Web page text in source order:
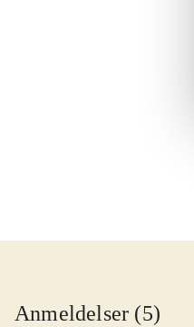
Anmeldelser (5)